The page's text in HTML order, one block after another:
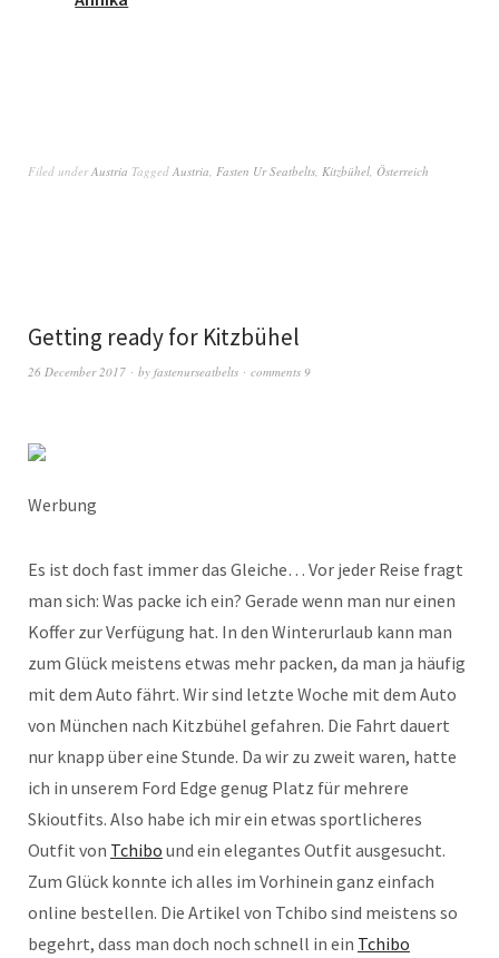
Filed underAustria Tagged Austria Fasten Ur Seatbelts Kitzbühel Österreich
Getting ready for Kitzbühel
26 December 2017 by fastenurseatbelts comments 9
Werbung
Es ist doch fast immer das Gleiche… Vor jeder Reise fragt
man sich: Was packe ich ein? Gerade wenn man nur einen
Koffer zur Verfügung hat. In den Winterurlaub kann man
zum Glück meistens etwas mehr packen, da man ja häufig
mit dem Auto fährt. Wir sind letzte Woche mit dem Auto
von München nach Kitzbühel gefahren. Die Fahrt dauert
nur knapp über eine Stunde. Da wir zu zweit waren, hatte
ich in unserem Ford Edge genug Platz für mehrere
Skioutfits. Also habe ich mir ein etwas sportlicheres
Outfit von Tchibo und ein elegantes Outfit ausgesucht.
Zum Glück konnte ich alles im Vorhinein ganz einfach
online bestellen. Die Artikel von Tchibo sind meistens so
begehrt, dass man doch noch schnell in ein Tchibo